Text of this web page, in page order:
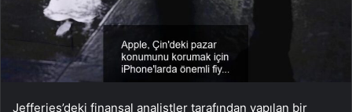
Jefferies’deki finansal analistler tarafından yapılan bir